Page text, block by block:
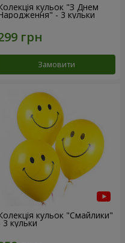
кульок "З Днем
- 3 кульки
Замовити
кульок "Смайлики"
3 кульки